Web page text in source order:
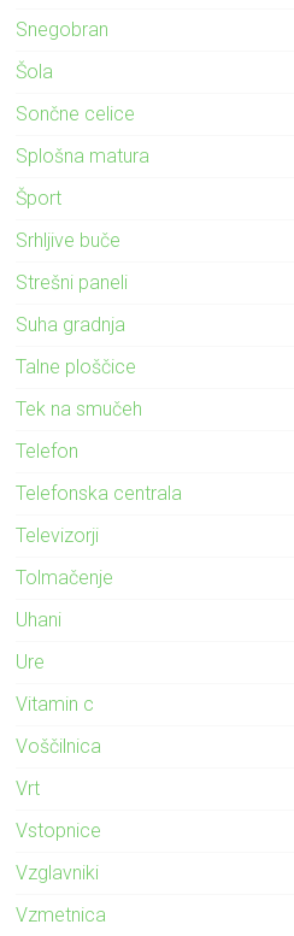
Snegobran
Šola
Sončne celice
Splošna matura
Šport
Srhljive buče
Strešni paneli
Suha gradnja
Talne ploščice
Tek na smučeh
Telefon
Telefonska centrala
Televizorji
Tolmačenje
Uhani
Ure
Vitamin c
Voščilnica
Vrt
Vstopnice
Vzglavniki
Vzmetnica